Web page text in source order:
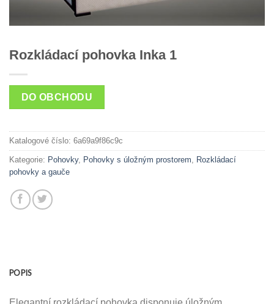
Rozkládací pohovka Inka 1
DO OBCHODU
Katalogové číslo: 6a69a9f86c9c
Kategorie: Pohovky, Pohovky s úložným prostorem
Rozkládací
pohovky a gauče
POPIS